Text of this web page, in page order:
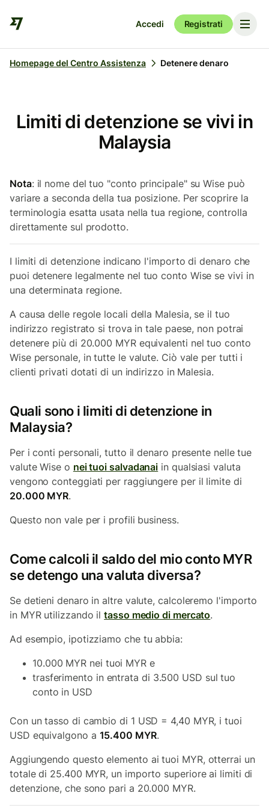
Accedi Registrati
Homepage del Centro Assistenza Detenere denaro
Limiti di detenzione se vivi in
Malaysia
Nota: il nome del tuo "conto principale" su Wise può
variare a seconda della tua posizione. Per scoprire la
terminologia esatta usata nella tua regione, controlla
direttamente sul prodotto.
I limiti di detenzione indicano l'importo di denaro che
puoi detenere legalmente nel tuo conto Wise se vivi in
una determinata regione.
A causa delle regole locali della Malesia, se il tuo
indirizzo registrato si trova in tale paese, non potrai
detenere più di 20.000 MYR equivalenti nel tuo conto
Wise personale, in tutte le valute. Ciò vale per tutti i
clienti privati dotati di un indirizzo in Malesia.
Quali sono i limiti di detenzione in
Malaysia?
Per i conti personali, tutto il denaro presente nelle tue
valute Wise o nei tuoi salvadanai in qualsiasi valuta
vengono conteggiati per raggiungere per il limite di
20.000 MYR.
Questo non vale per i profili business.
Come calcoli il saldo del mio conto MYR
se detengo una valuta diversa?
Se detieni denaro in altre valute, calcoleremo l'importo
in MYR utilizzando iltasso medio di mercato.
Ad esempio, ipotizziamo che tu abbia:
10.000 MYR nei tuoi MYR e
trasferimento in entrata di 3.500 USD sul tuo
conto in USD
Con un tasso di cambio di 1 USD = 4,40 MYR, i tuoi
USD equivalgono a 15.400 MYR.
Aggiungendo questo elemento ai tuoi MYR, otterrai un
totale di 25.400 MYR, un importo superiore ai limiti di
detenzione, che sono pari a 20.000 MYR.